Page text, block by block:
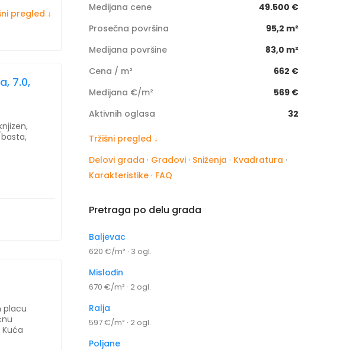
pregled ↓
7.0,
placu
Medijana cene
49.500 €
Prosečna površina
95,2 m²
Medijana površine
83,0 m²
Cena / m²
662 €
Medijana €/m²
569 €
Aktivnih oglasa
32
Tržišni pregled ↓
Delovi grada · Gradovi · Sniženja · Kvadratura ·
Karakteristike · FAQ
Pretraga po delu grada
Baljevac
620 €/m² · 3 ogl.
Mislođin
670 €/m² · 2 ogl.
Ralja
597 €/m² · 2 ogl.
Poljane